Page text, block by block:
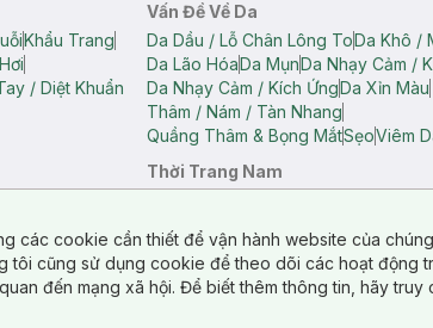
Khẩu Trang
/ Diệt Khuẩn
Vấn Đề Về Da
Da Dầu / Lỗ Chân Lông ToDa Khô /
Da Lão HóaDa MụnDa Nhạy Cảm /
Da Nhạy Cảm / Kích ỨngDa Xỉn Màu
Thâm / Nám / Tàn Nhang
Quầng Thâm & Bọng MắtSẹoViêm
Thời Trang Nam
các cookie cần thiết để vận hành website của
tôi cũng sử dụng cookie để theo dõi các hoạt động
đến mạng xã hội. Để biết thêm thông tin, hãy truy